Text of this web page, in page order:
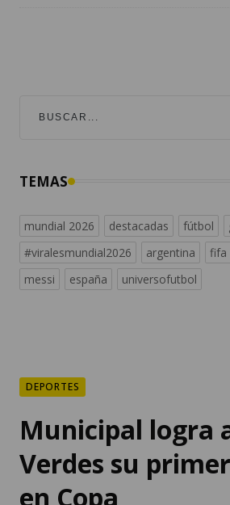
TEMAS
mundial 2026 destacadas fútbol
#viralesmundial2026
argentina fifa
messi
españa universofutbol
DEPORTES
Municipal logra
Verdes su
en Copa